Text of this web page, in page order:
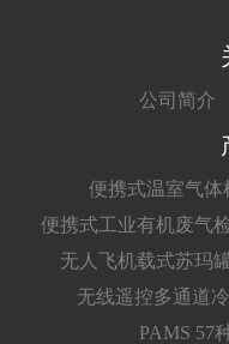
公司简介
便携式温室气体
便携式工业有机废气
无人飞机载式苏玛
无线遥控多通道
PAMS 57